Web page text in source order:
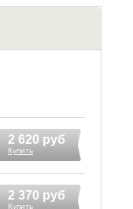
2 620 руб
Купить
2 370 руб
Купить